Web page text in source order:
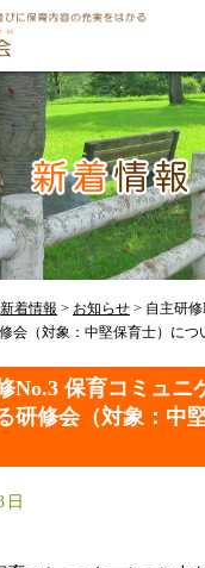
新着情報 > お知らせ > 自主研
会（対象：中堅保育士）につ
No.3 保育コミュニ
研修会（対象：中